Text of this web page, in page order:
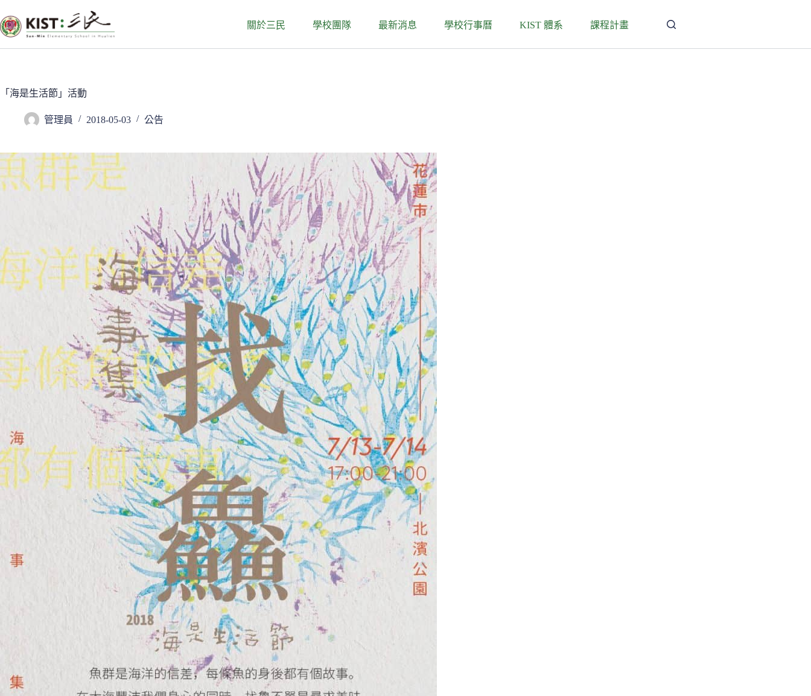
至
主
要
關於三民 學校團隊 最新消息 學校行事曆 KIST 體系 課程計畫
「海是生活節」活動
管理員 2018-05-03 公告